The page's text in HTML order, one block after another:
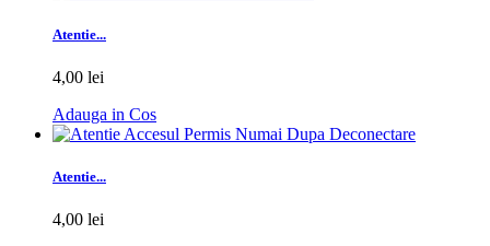
Atentie...
4,00 lei
Adauga in Cos
Atentie...
4,00 lei